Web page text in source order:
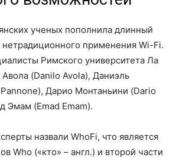
ученых пополнила длинный
нетрадиционного применения Wi-Fi.
Римского университета Ла
(Danilo Avola), Даниэль
Дарио Монтаньини (Dario
Эмам (Emad Emam).
назвали WhoFi, что является
Who («кто» – англ.) и второй части